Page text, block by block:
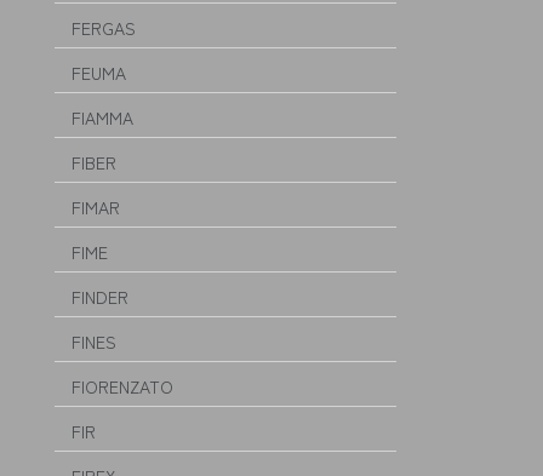
FERGAS
FEUMA
FIAMMA
FIBER
FIMAR
FIME
FINDER
FINES
FIORENZATO
FIR